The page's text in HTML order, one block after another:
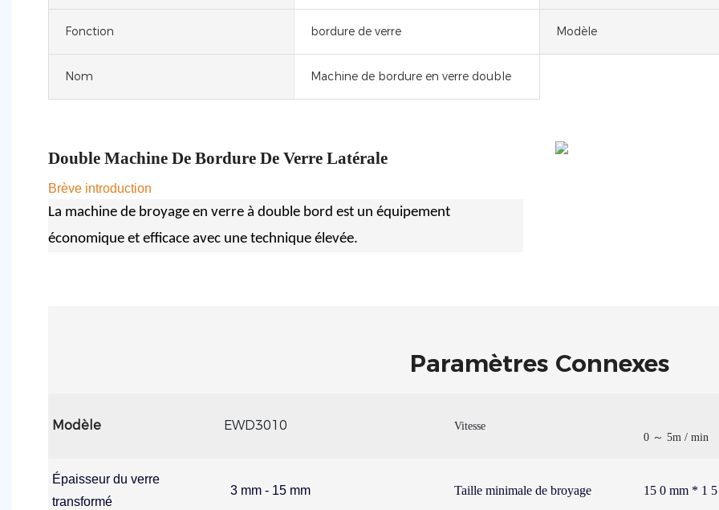
Fonction bordure de verre Modèle
Nom Machine de bordure en verre double
Double Machine De Bordure De Verre Latérale
Brève introduction
La machine de broyage en verre à double bord est un équipement
économique et efficace avec une technique élevée.
Paramètres Connexes
Modèle EWD3010
Vitesse
0 ～ 5m / min
Épaisseur du verre
transformé
3 mm - 15 mm Taille minimale de broyage 15 0 mm * 1 5